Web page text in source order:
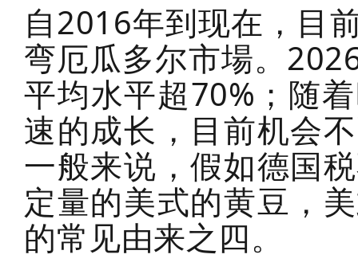
自2016年到现在，目
弯厄瓜多尔市場。
平均水平超70%；随
速的成长，目前机会
一般来说，假如德国
定量的美式的黄豆，
的常见由来之四。